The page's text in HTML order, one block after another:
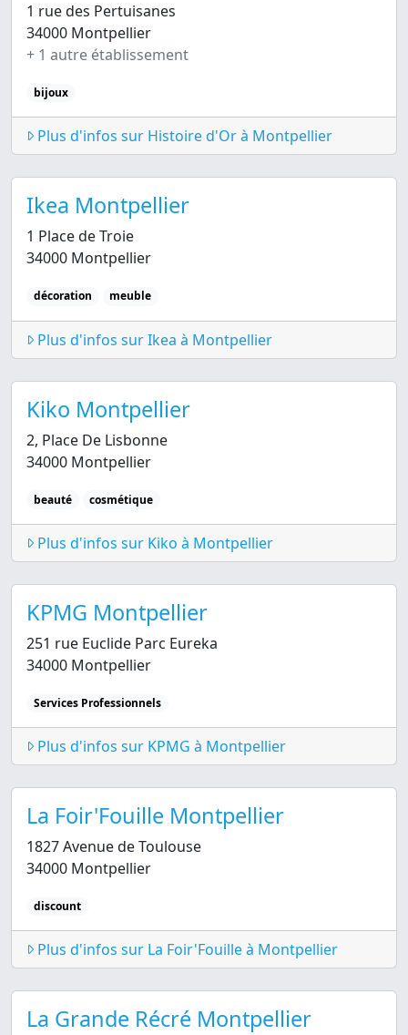
1 rue des Pertuisanes
34000 Montpellier
+ 1 autre établissement
bijoux
Plus d'infos sur Histoire d'Or à Montpellier
Ikea Montpellier
1 Place de Troie
34000 Montpellier
décoration meuble
Plus d'infos sur Ikea à Montpellier
Kiko Montpellier
2, Place De Lisbonne
34000 Montpellier
beauté cosmétique
Plus d'infos sur Kiko à Montpellier
KPMG Montpellier
251 rue Euclide Parc Eureka
34000 Montpellier
Services Professionnels
Plus d'infos sur KPMG à Montpellier
La Foir'Fouille Montpellier
1827 Avenue de Toulouse
34000 Montpellier
discount
Plus d'infos sur La Foir'Fouille à Montpellier
La Grande Récré Montpellier